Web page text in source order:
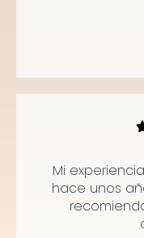
Mi
hace unos